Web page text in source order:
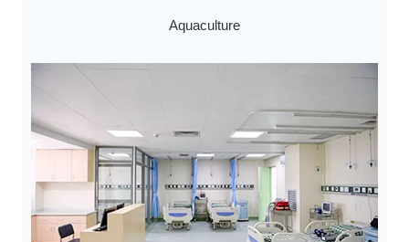
Aquaculture